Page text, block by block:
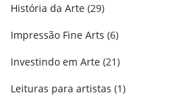
História da Arte (29)
Impressão Fine Arts (6)
Investindo em Arte (21)
Leituras para artistas (1)